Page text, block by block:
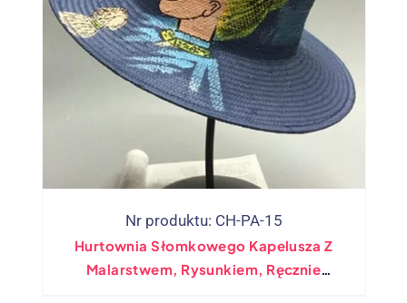
Nr produktu: CH-PA-15
Hurtownia Słomkowego Kapelusza Z
Malarstwem, Rysunkiem, Ręcznie